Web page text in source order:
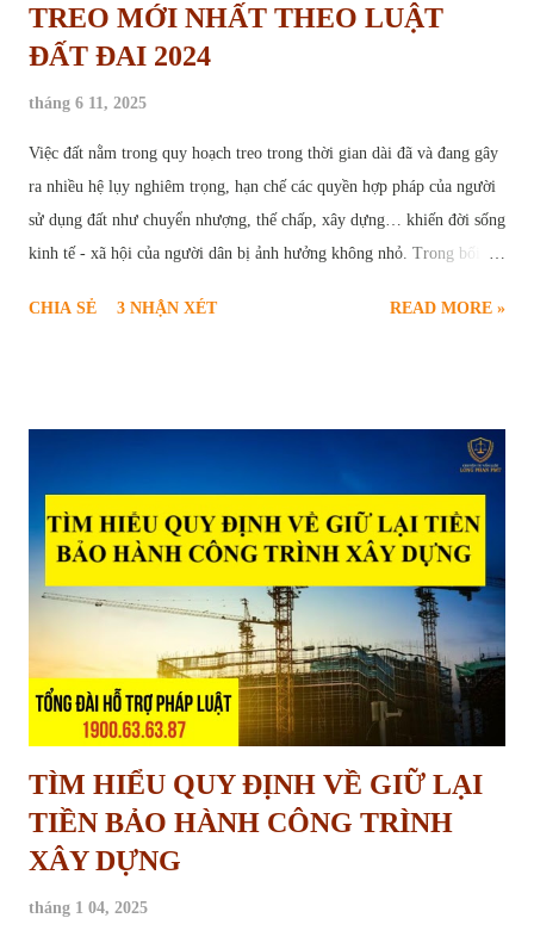
TREO MỚI NHẤT THEO LUẬT
ĐẤT ĐAI 2024
tháng 6 11, 2025
Việc đất nằm trong quy hoạch treo trong thời gian dài đã và đang gây
ra nhiều hệ lụy nghiêm trọng, hạn chế các quyền hợp pháp của người
sử dụng đất như chuyển nhượng, thế chấp, xây dựng… khiến đời sống
kinh tế - xã hội của người dân bị ảnh hưởng không nhỏ. Trong bối
thiết và chính đáng của nhiều hộ gia đình, cá nhân. Để giúp người dân
mới nhất tại Luật Đất đai năm 2024. Thủ tục yêu cầu xóa quy hoạch
hoạch treo là hiện tượng một khu vực đất đã được xác định trong kế
hoạch sử dụng đất, dự kiến thực hiện dự án nhưng trong nhiều năm
không được triển khai trên thực tế, dẫn đến việc đất rơi vào tình trạng
“chờ đợi”, không được sử dụng đúng mục...
CHIA SẺ 3 NHẬN XÉT READ MORE »
TÌM HIỂU QUY ĐỊNH VỀ GIỮ LẠI
TIỀN BẢO HÀNH CÔNG TRÌNH
XÂY DỰNG
tháng 1 04, 2025